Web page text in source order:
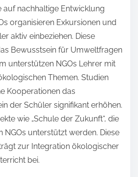
auf nachhaltige Entwicklung
organisieren Exkursionen und
aktiv einbeziehen. Diese
Bewusstsein für Umweltfragen
unterstützen NGOs Lehrer mit
Themen. Studien
Kooperationen das
der Schüler signifikant erhöhen.
wie „Schule der Zukunft“, die
NGOs unterstützt werden. Diese
zur Integration ökologischer
bei.